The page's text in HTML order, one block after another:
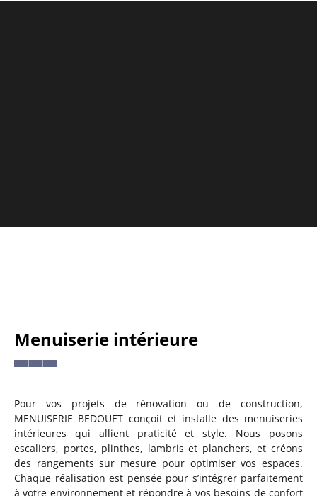
Menuiserie intérieure
Pour vos projets de rénovation ou de construction,
MENUISERIE BEDOUET conçoit et installe des menuiseries
intérieures qui allient praticité et style. Nous posons
escaliers, portes, plinthes, lambris et planchers, et créons
des rangements sur mesure pour optimiser vos espaces.
Chaque réalisation est pensée pour s’intégrer parfaitement
à votre environnement et répondre à vos besoins de confort